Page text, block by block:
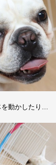
を動かしたり…